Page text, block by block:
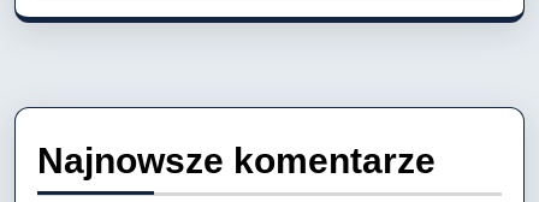
Najnowsze komentarze